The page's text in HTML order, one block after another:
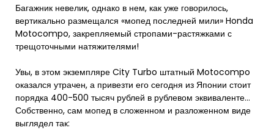
Багажник невелик, однако в нем, как уже говорилось,
вертикально размещался «мопед последней мили» Honda
Motocompo, закрепляемый стропами-растяжками с
трещоточными натяжителями!
Увы, в этом экземпляре City Turbo штатный Motocompo
оказался утрачен, а привезти его сегодня из Японии стоит
порядка 400-500 тысяч рублей в рублевом эквиваленте…
Собственно, сам мопед в сложенном и разложенном виде
выглядел так: